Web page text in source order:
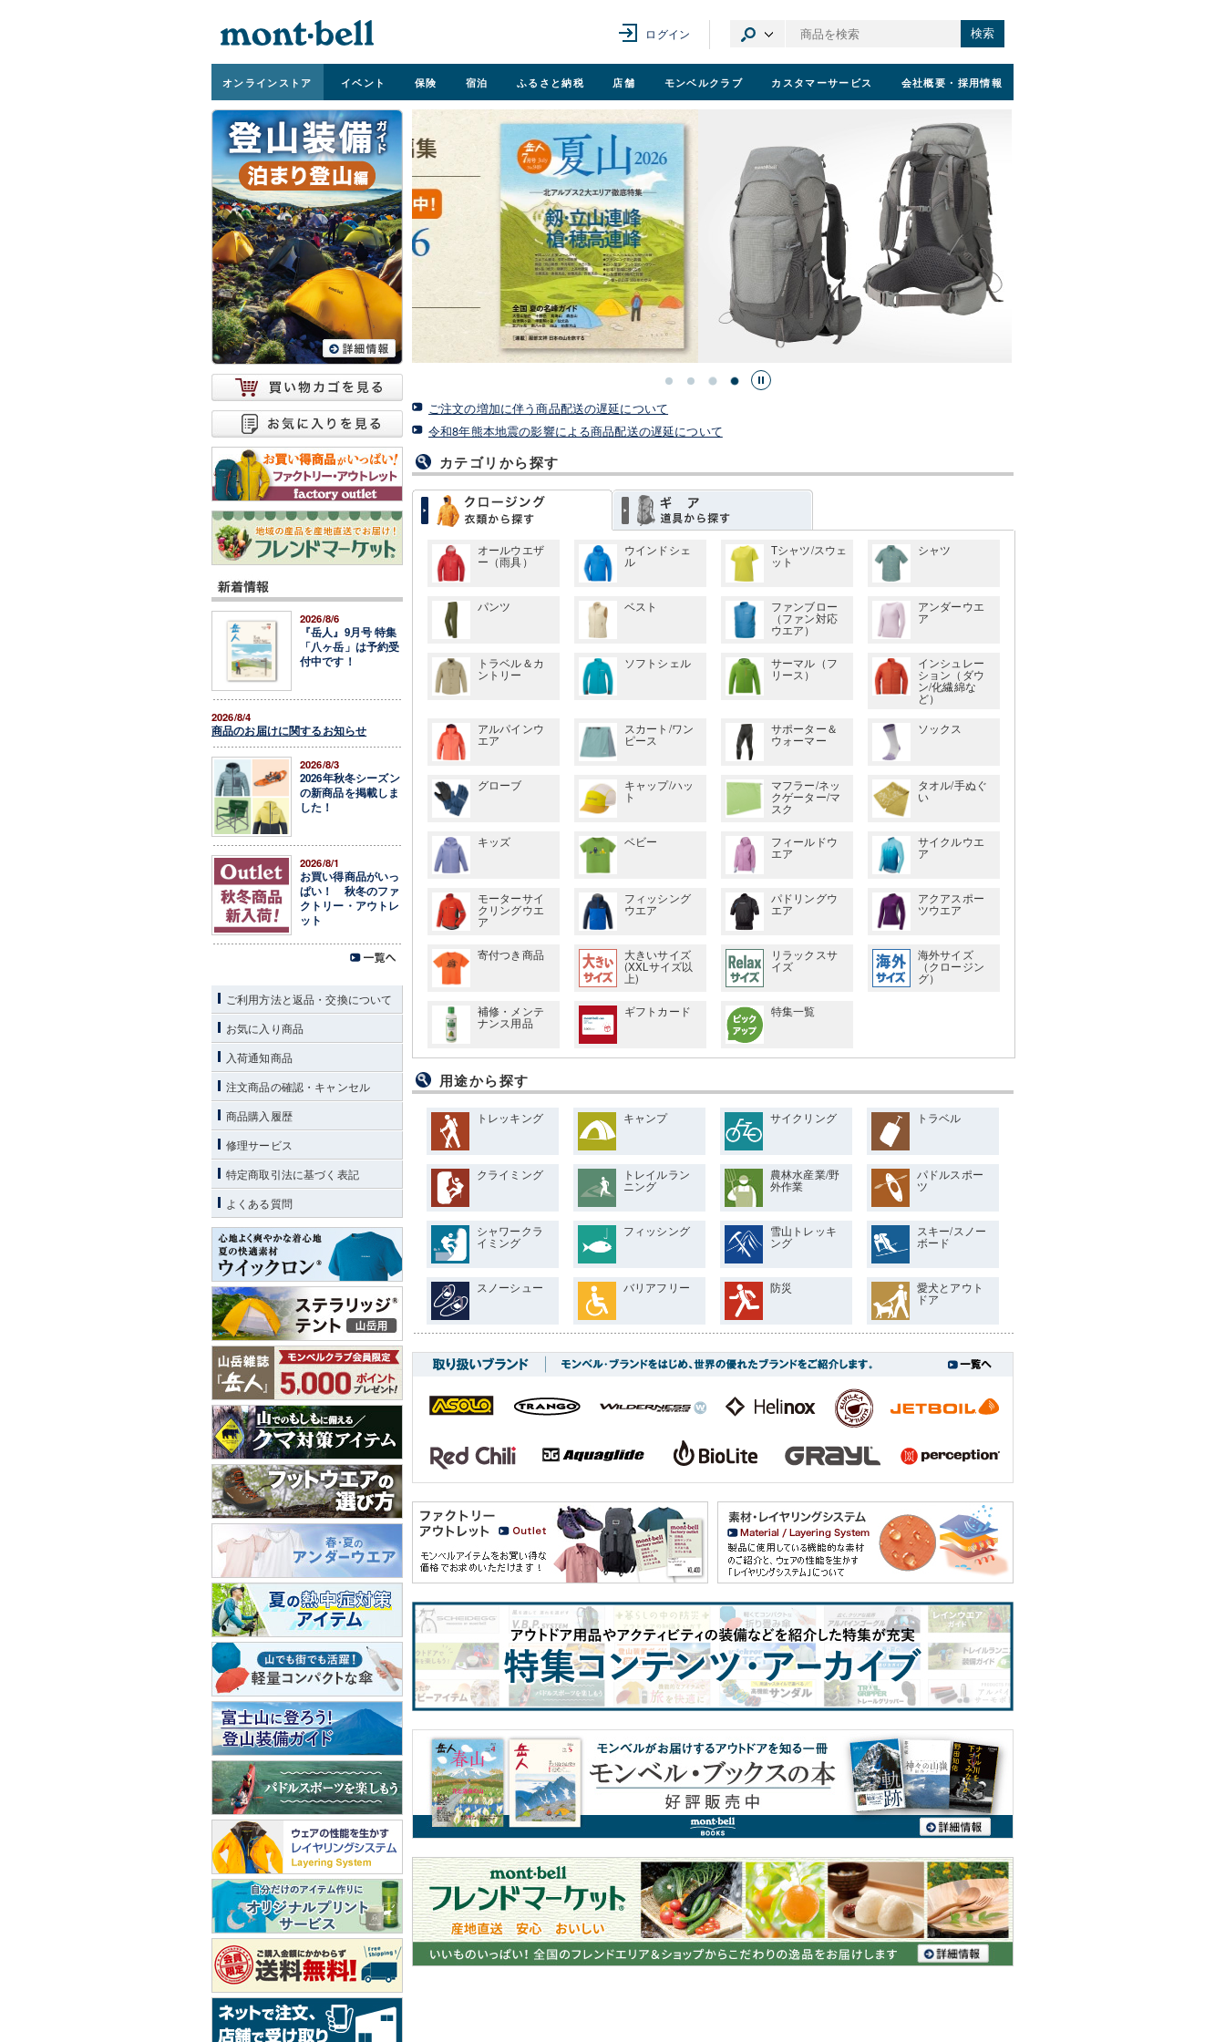
ログイン 検索
オンラインストア イベント 保険 宿泊 ふるさと納税 店舗 モンベルクラブ カスタマーサービス 会社概要 ・採用情報
ご注文の増加に伴う商品配送の遅延について
令和8年熊本地震の影響による商品配送の遅延について
カテゴリから探す
オールウエザ
ー（雨具）
ウインドシェ
ル
Tシャツ/スウェ
ット
シャツ
パンツ ベスト
ファンブロー
（ファン対応
ウエア）
アンダーウエ
ア
トラベル＆カ
ントリー
ソフトシェル
サーマル（フ
リース）
インシュレー
ション（ダウ
ン/化繊綿な
ど）
アルパインウ
エア
スカート/ワン
ピース
サポーター＆
ウォーマー
ソックス
グローブ
キャップ/ハッ
ト
マフラー/ネッ
クゲーター/マ
スク
タオル/手ぬぐ
い
キッズ ベビー
フィールドウ
エア
サイクルウエ
ア
モーターサイ
クリングウエ
ア
フィッシング
ウエア
パドリングウ
エア
アクアスポー
ツウエア
寄付つき商品
大きいサイズ
(XXLサイズ以
上)
リラックスサ
イズ
海外サイズ
（クロージン
グ）
補修・メンテ
ナンス用品
ギフトカード 特集一覧
用途から探す
トレッキング キャンプ サイクリング トラベル
クライミング
トレイルラン
ニング
農林水産業/野
外作業
パドルスポー
ツ
シャワークラ
イミング
フィッシング
雪山トレッキ
ング
スキー/スノー
ボード
スノーシュー バリアフリー 防災
愛犬とアウト
ドア
2026/8/6
『岳人』9月号 特集
「八ヶ岳」は予約受
付中です！
2026/8/4
商品のお届けに関するお知らせ
2026/8/3
2026年秋冬シーズン
の新商品を掲載しま
した！
2026/8/1
お買い得商品がいっ
ぱい！ 秋冬のファ
クトリー・アウトレ
ット
ご利用方法と返品・交換について
お気に入り商品
入荷通知商品
注文商品の確認・キャンセル
商品購入履歴
修理サービス
特定商取引法に基づく表記
よくある質問